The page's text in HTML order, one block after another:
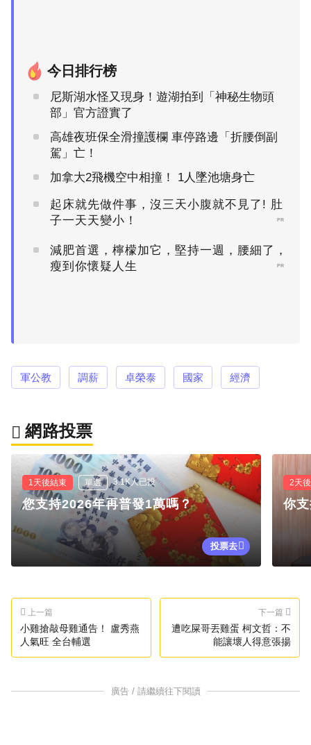
今日排行榜
尼斯湖水怪又現身！遊湖拍到「神秘生物頭
部」官方證實了
高雄夜班保全滑撞護欄 車停路邊「折腰倒副
駕」亡！
加拿大2飛機空中相撞！ 1人墜池塘身亡
起床就先做件事，沒三天小腹就不見了! 肚
子一天天變小！
PR
減肥首選，檸檬加它，堅持一週，腰細了，
瘦到你懷疑人生
PR
軍公教 調薪 卓榮泰 國家 經濟
網路投票
1天後結束 單選 3.1K人已投
您支持2026年再普發1萬嗎？
投票去
2天
你
上一篇
小雞搶敲母雞通告！ 盧秀燕
人氣旺 全台輔選
下一篇
遭吃屎哥丟雞蛋 柯文哲：不
能讓壞人得意張揚
廣告 / 請繼續往下閱讀